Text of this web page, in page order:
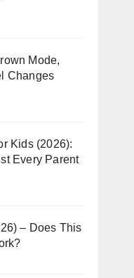
Mode,
Changes
Kids (2026):
Every Parent
– Does This